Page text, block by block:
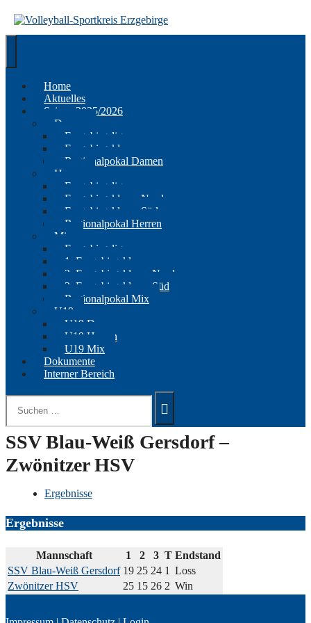
zum
Inhalt
Home
Aktuelles
Saison 2025/2026
Damen
Erzgebirgsliga
Erzgebirgsklasse
Regionalpokal Damen
Herren
Erzgebirgsliga
Erzgebirgsklasse Nord
Erzgebirgsklasse Süd
Regionalpokal Herren
Mix
Erzgebirgsliga
1. Erzgebirgsklasse
2. Erzgebirgsklasse Nord
2. Erzgebirgsklasse Süd
Regionalpokal Mix
U19
U19 Damen
U19 Herren
U19 Mix
Dokumente
Interner Bereich
Suchen
nach:
SSV Blau-Weiß Gersdorf –
Zwönitzer HSV
Ergebnisse
Ergebnisse
Mannschaft 1 2 3 T Endstand
SSV Blau-Weiß Gersdorf 19 25 24 1 Loss
Zwönitzer HSV
25 15 26 2 Win